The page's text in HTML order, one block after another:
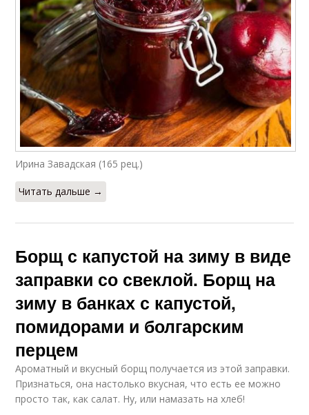
Ирина Завадская (165 рец.)
Читать дальше →
Борщ с капустой на зиму в виде
заправки со свеклой. Борщ на
зиму в банках с капустой,
помидорами и болгарским
перцем
Ароматный и вкусный борщ получается из этой заправки.
Признаться, она настолько вкусная, что есть ее можно
просто так, как салат. Ну, или намазать на хлеб!